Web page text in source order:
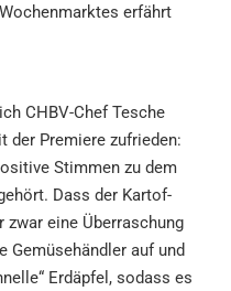
tes erfährt
CHBV-Chef Tesche
der Premiere zufrie­den:
Stimmen zu dem
Dass der Kartof-
zwar eine Überra­schung
Gemüsehänd­ler auf und
Erdäpfel, sodass es